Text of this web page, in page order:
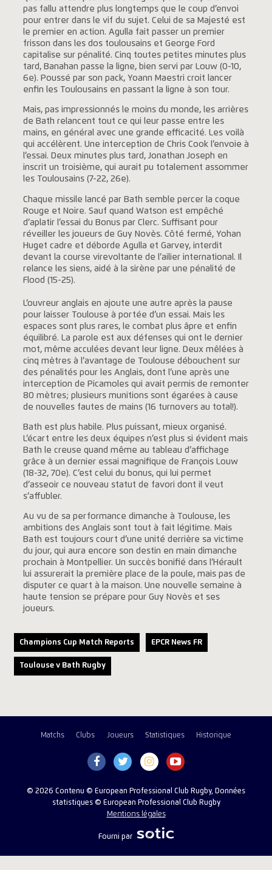
pas fallu attendre plus longtemps que le coup d’envoi
pour entrer dans le vif du sujet. Celui de sa Majesté est
le premier en action. Agulla fait passer un premier
frisson dans les dos toulousains et George Ford
capitalise sur pénalité. Cinq toutes petites minutes plus
tard, Banahan passe la ligne, bien servi par Louw (0-10,
6e). Poussé par son pack, Yoann Maestri croit lancer
enfin les Toulousains en passant la ligne à son tour.
Mais, pas impressionnés le moins du monde, les arrières
de Bath relancent tout ce qui leur passe entre les
mains, en général avec une grande efficacité. Les voilà
qui accélèrent. Une interception de Chris Cook l’envoie à
l’essai. Deux minutes plus tard, Jonathan Joseph en
inscrit un troisième, qui aurait pu totalement assommer
les Toulousains (7-22, 26e).
Chaque missile lancé par Bath semble percer la coque
Rouge et Noire. Sauf quand Watson est empêché
d’aplatir l’essai du Bonus par Clerc. Suffisant pour
réveiller les joueurs de Guy Novès. Côté fermé, Yohan
Huget cadre et déborde Agulla et Garvey, interdit
devant la course virevoltante de l’ailier international. Il
relance les siens, aidé à la sirène par une pénalité de
Flood (15-25).
L’ouvreur anglais en ajoute une autre après la pause
pour laisser Toulouse à portée d’un essai. Mais les
espaces sont plus rares, le combat plus âpre et enfin
équilibré. La parole est aux défenses qui ont le dernier
mot, même acculées devant leur ligne. Deux mêlées à
cinq mètres à l’avantage de Toulouse débouchent sur
des pénalités pour les Anglais, dont l’une après une
interception de Picamoles qui avait permis de remonter
80 mètres; plusieurs munitions sont égarées à cause
de nouvelles fautes de mains (16 turnovers au total!).
Bath est plus habile. Plus puissant, mieux organisé.
L’écart entre les deux équipes n’est plus si évident mais
Bath le creuse quand même au tableau d’affichage
grâce à un dernier essai magnifique de François Louw
(18-32, 70e). C’est celui du bonus, qui lui permet
d’asseoir ce nouveau statut de favori dont il veut
s’affubler.
Au vu de sa performance dimanche à Toulouse, les
ambitions des Anglais sont tout à fait légitime. Mais
Bath est toujours court d’une unité derrière sa victime
du jour, qui aura encore son destin en main dimanche
prochain à Montpellier. Un succès bonifié dans l’Hérault
lui assurerait la première place de la poule, mais pas de
disputer ce quart à la maison. Une nouvelle semaine à
haute tension se prépare pour Guy Novès et ses
joueurs.
Champions Cup Match Reports EPCR News FR
Toulouse v Bath Rugby
Matchs Clubs Joueurs Statistiques Historique
© 2026 Contenu © European Professional Club Rugby, Données
statistiques © European Professional Club Rugby
Mentions légales
Fourni par